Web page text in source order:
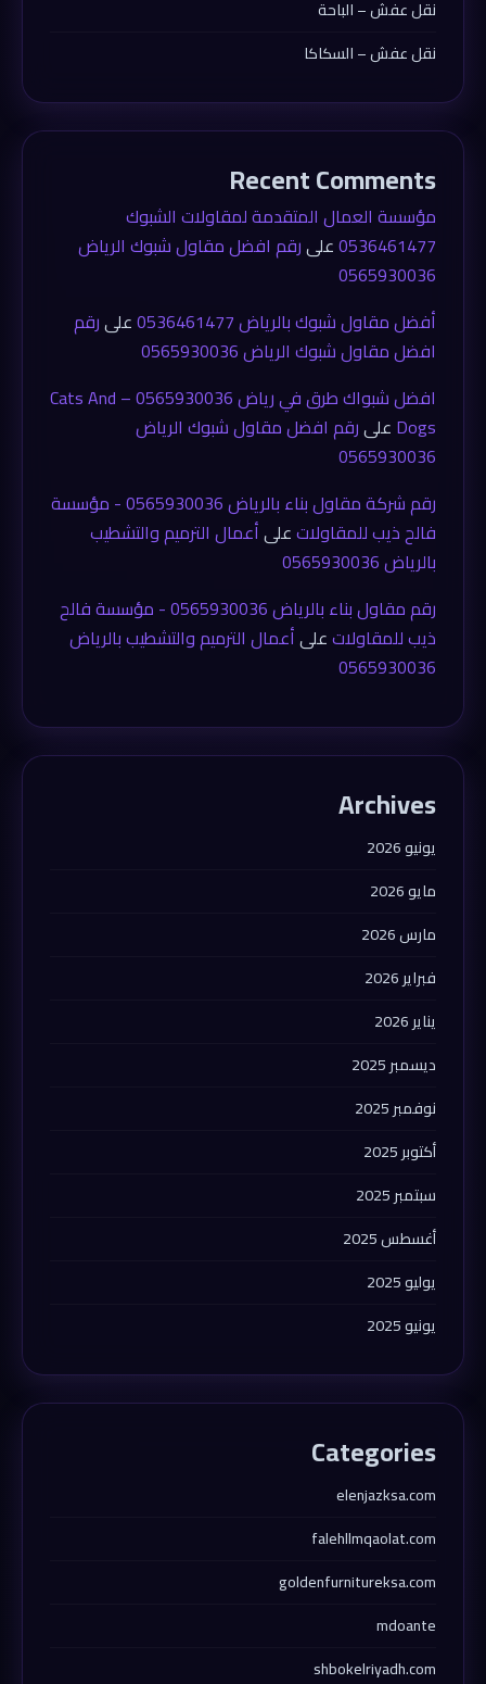
نقل عفش – الباحة
نقل عفش – السكاكا
Recent Comments
مؤسسة العمال المتقدمة لمقاولات الشبوك
0536461477علىرقم افضل مقاول شبوك الرياض
0565930036
أفضل مقاول شبوك بالرياض 0536461477
علىرقم
افضل مقاول شبوك الرياض 0565930036
افضل شبواك طرق في رياض 0565930036 – Cats And
Dogs علىرقم افضل مقاول شبوك الرياض
0565930036
رقم شركة مقاول بناء بالرياض 0565930036 - مؤسسة
فالح ذيب للمقاولاتعلىأعمال الترميم والتشطيب
بالرياض 0565930036
رقم مقاول بناء بالرياض 0565930036 - مؤسسة فالح
ذيب للمقاولاتعلىأعمال الترميم والتشطيب بالرياض
0565930036
Archives
يونيو 2026
مايو 2026
مارس 2026
فبراير 2026
يناير 2026
ديسمبر 2025
نوفمبر 2025
أكتوبر 2025
سبتمبر 2025
أغسطس 2025
يوليو 2025
يونيو 2025
Categories
elenjazksa.com
falehllmqaolat.com
goldenfurnitureksa.com
mdoante
shbokelriyadh.com